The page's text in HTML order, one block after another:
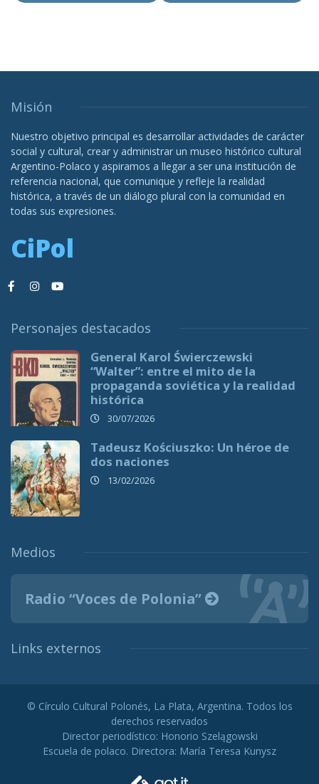
Misión
Nuestro objetivo principal es desarrollar actividades de carácter
social y cultural, crear y administrar un museo histórico cultural
Argentino-Polaco y aspiramos a llegar a ser una institución de
referencia nacional, que comunique y refleje la realidad
histórica, a través de un diálogo plural con la comunidad en
todas sus expresiones.
CiPol
Personajes destacados
General Karol Świerczewski
“Walter”: entre el mito de la
propaganda soviética y la realidad
histórica
30/07/2026
Tadeusz Kościuszko: Un héroe de
dos naciones
13/02/2026
Medios
Radio “Voces de Polonia”
Links externos
© Círculo Cultural Polonés, La Plata, Argentina. Todos los
derechos reservados
Director periodístico: Honorio Szelągowski
Escuela de polaco. Directora: María Teresa Kunysz